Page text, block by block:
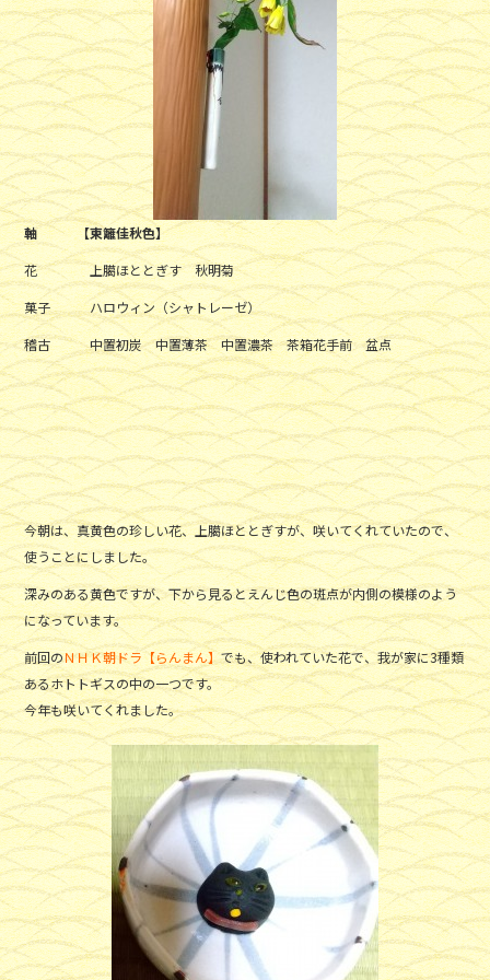
軸 【東籬佳秋色】
花 上臈ほととぎす 秋明菊
菓子 ハロウィン（シャトレーゼ）
稽古 中置初炭 中置薄茶 中置濃茶 茶箱花手前 盆点
今朝は、真黄色の珍しい花、上臈ほととぎすが、咲いてくれていたので、
使うことにしました。
深みのある黄色ですが、下から見るとえんじ色の斑点が内側の模様のよう
になっています。
前回のＮＨＫ朝ドラ【らんまん】でも、使われていた花で、我が家に3種類
あるホトトギスの中の一つです。
今年も咲いてくれました。